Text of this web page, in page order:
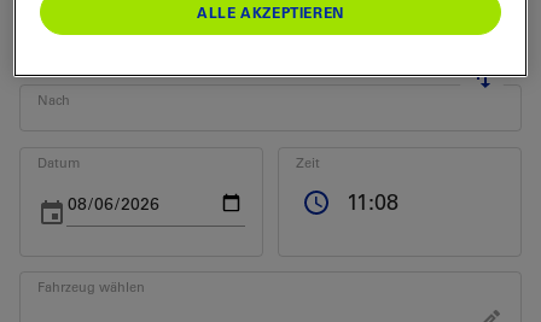
Von
Nach
Datum Zeit
Fahrzeug wählen
ALLE AKZEPTIEREN